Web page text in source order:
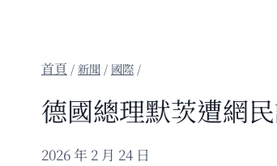
/新聞 / 國際 /
德國總理默茨遭網
2026 年 2 月 24 日